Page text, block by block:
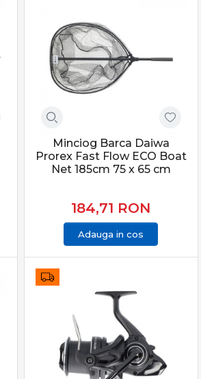
Minciog Barca Daiwa
Prorex Fast Flow ECO Boat
Net 185cm 75 x 65 cm
184,71 RON
Adauga in cos